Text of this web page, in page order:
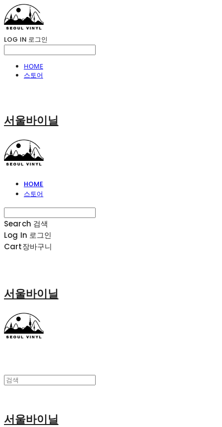
LOG IN 로그인
HOME
스토어
서울바이닐
HOME
스토어
Search 검색
Log In 로그인
Cart장바구니
서울바이닐
서울바이닐